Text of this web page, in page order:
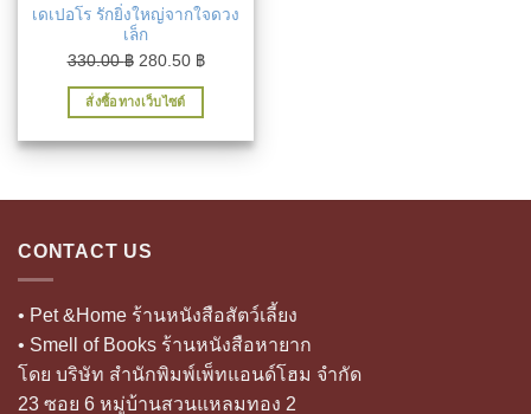
เดเปอโร รักยิ่งใหญ่จากใจดวง
เล็ก
330.00฿ Original
price
was:
280.50 ฿Current
price
สั่งซื้อทางเว็บไซต์
CONTACT US
• Pet &Home ร้านหนังสือสัตว์เลี้ยง
• Smell of Books ร้านหนังสือหายาก
โดย บริษัท สำนักพิมพ์เพ็ทแอนด์โฮม จำกัด
23 ซอย 6 หมู่บ้านสวนแหลมทอง 2